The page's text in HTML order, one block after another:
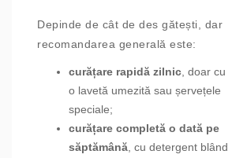
Depinde de cât de des gătești, dar
recomandarea generală este:
curățare rapidă zilnic , doar cu
o lavetă umezită sau șervețele
speciale;
curățare completă o dată pe
săptămână , cu detergent blând